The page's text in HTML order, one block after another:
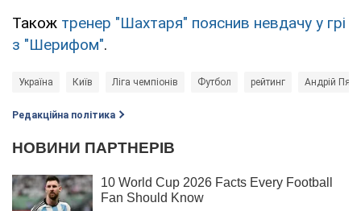
Також тренер "Шахтаря" пояснив невдачу у грі
з "Шерифом".
Україна Київ Ліга чемпіонів Футбол рейтинг Андрій
Редакційна політика